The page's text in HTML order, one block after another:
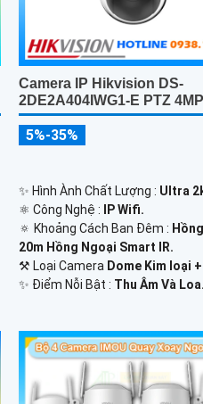
Camera IP Hikvision DS-
2DE2A404IWG1-E PTZ 4MP
5%-35%
✨ Hình Ành Chất Lượng : Ultra
⚛️ Công Nghệ : IP Wifi.
🔅 Khoảng Cách Ban Đêm :
20m Hồng Ngoại Smart IR.
⚒ Loại Camera Dome Kim loại
️✨ Điểm Nỗi Bật : Thu Âm Và Loa.